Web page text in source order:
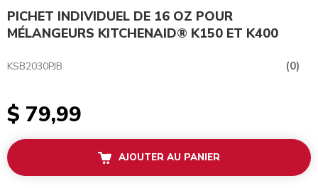
PICHET INDIVIDUEL DE 16 OZ POUR
MÉLANGEURS KITCHENAID® K150 ET K400
KSB2030PJB (0)
$ 79,99
AJOUTER AU PANIER